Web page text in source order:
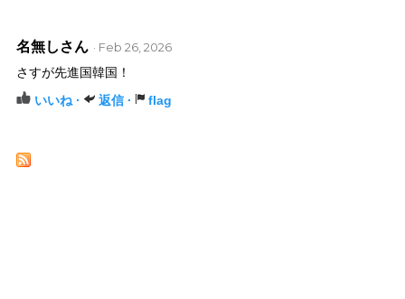
名無しさん · Feb 26, 2026
さすが先進国韓国！
いいね · 返信 · flag